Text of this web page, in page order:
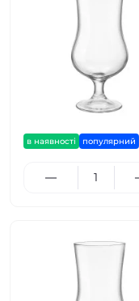
в наявності популярний